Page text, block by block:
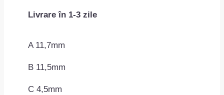
MAC0709ROMC70678
Livrare în 1-3 zile
A 11,7mm
B 11,5mm
C 4,5mm